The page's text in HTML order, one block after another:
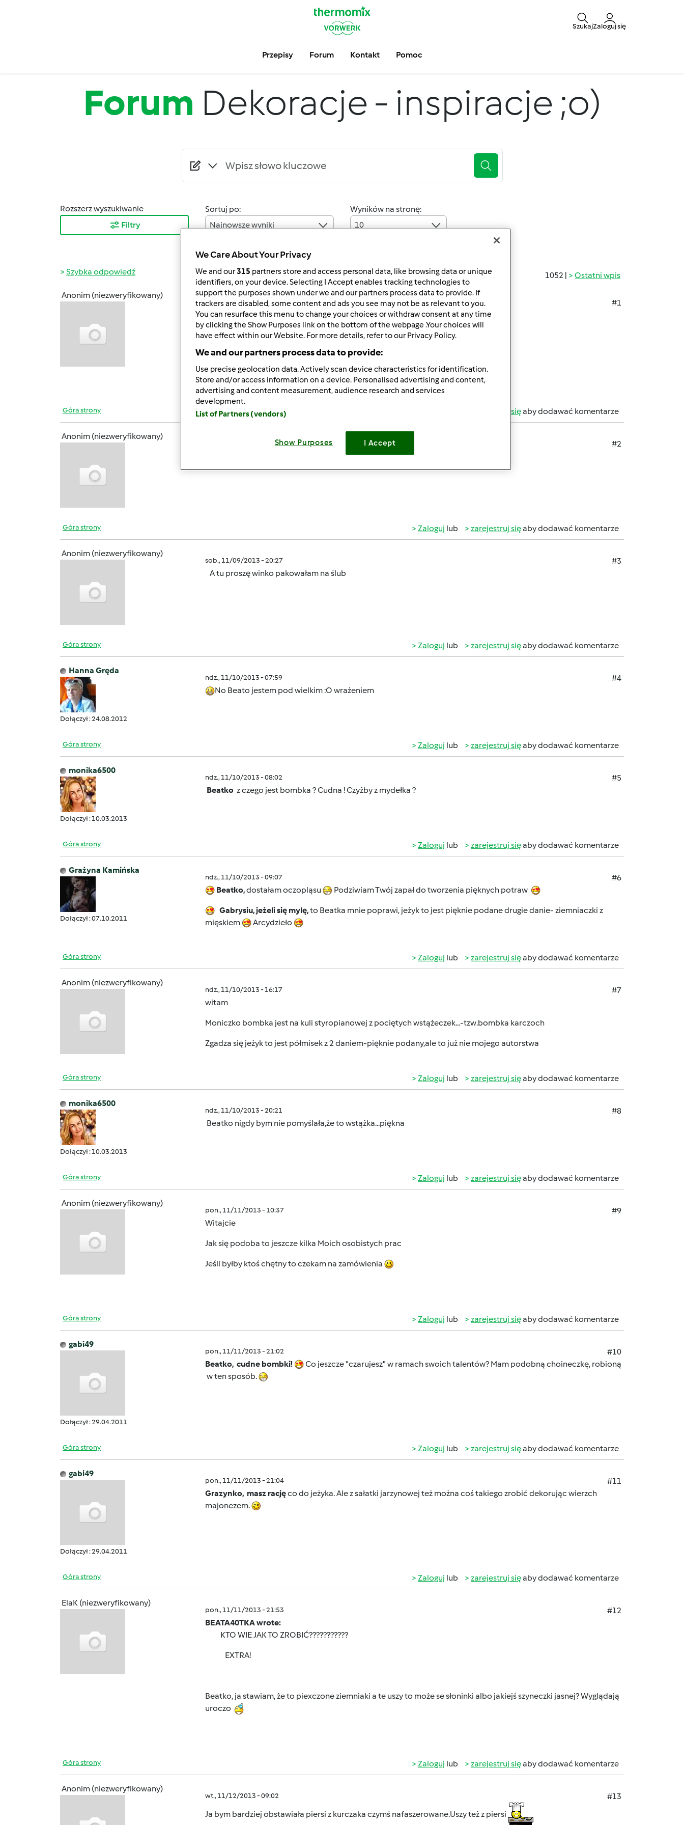
SzukajZaloguj się
Przepisy Forum Kontakt Pomoc
Forum Dekoracje - inspiracje ;o)
Rozszerz wyszukiwanie
Filtry
Sortuj po:
Najnowsze wyniki
Wyników na stronę:
10
1052 | Ostatni wpis
Szybka odpowiedź
Anonim (niezweryfikowany)
sob., 11/09/2013 - 20:24 #1
Moje dzieło-tort boisko
Góra strony zarejestruj sięaby dodawać komentarze
Anonim (niezweryfikowany)
sob., 11/09/2013 - 20:26
#2
Zbliżają się święta ,więc wstawię coś z moich prac
Góra strony Zaloguj lub zarejestruj sięaby dodawać komentarze
Anonim (niezweryfikowany)
sob., 11/09/2013 - 20:27
#3
A tu proszę winko pakowałam na ślub
Góra strony Zaloguj lub zarejestruj sięaby dodawać komentarze
Hanna Gręda
Dołączył : 24.08.2012
ndz., 11/10/2013 - 07:59
#4
No Beato jestem pod wielkim :O wrażeniem
Góra strony Zaloguj lub zarejestruj sięaby dodawać komentarze
monika6500
Dołączył : 10.03.2013
ndz., 11/10/2013 - 08:02
#5
Beatko z czego jest bombka ? Cudna ! Czyżby z mydełka ?
Góra strony Zaloguj lub zarejestruj sięaby dodawać komentarze
Grażyna Kamińska
Dołączył : 07.10.2011
ndz., 11/10/2013 - 09:07
#6
Beatko,dostałam oczopląsu Podziwiam Twój zapał do tworzenia pięknych potraw
Gabrysiu, jeżeli się mylę,to Beatka mnie poprawi, jeżyk to jest pięknie podane drugie danie- ziemniaczki z
mięskiem
Arcydzieło
Góra strony Zaloguj lub zarejestruj sięaby dodawać komentarze
Anonim (niezweryfikowany)
ndz., 11/10/2013 - 16:17
#7
witam
Moniczko bombka jest na kuli styropianowej z pociętych wstążeczek...-tzw.bombka karczoch
Zgadza się jeżyk to jest półmisek z 2 daniem-pięknie podany,ale to już nie mojego autorstwa
Góra strony Zaloguj lub zarejestruj sięaby dodawać komentarze
monika6500
Dołączył : 10.03.2013
ndz., 11/10/2013 - 20:21
#8
Beatko nigdy bym nie pomyślała,że to wstążka...piękna
Góra strony Zaloguj lub zarejestruj sięaby dodawać komentarze
Anonim (niezweryfikowany)
pon., 11/11/2013 - 10:37
#9
Witajcie
Jak się podoba to jeszcze kilka Moich osobistych prac
Jeśli byłby ktoś chętny to czekam na zamówienia
Góra strony Zaloguj lub zarejestruj sięaby dodawać komentarze
gabi49
Dołączył : 29.04.2011
pon., 11/11/2013 - 21:02
#10
Beatko, cudne bombki!
Co jeszcze "czarujesz" w ramach swoich talentów? Mam podobną choineczkę, robioną
w ten sposób.
Góra strony Zaloguj lub zarejestruj sięaby dodawać komentarze
gabi49
Dołączył : 29.04.2011
pon., 11/11/2013 - 21:04
#11
Grazynko, masz racjęco do jeżyka. Ale z sałatki jarzynowej też można coś takiego zrobić dekorując wierzch
majonezem.
Góra strony Zaloguj lub zarejestruj sięaby dodawać komentarze
ElaK (niezweryfikowany)
pon., 11/11/2013 - 21:53
#12
BEATA40TKA wrote:
KTO WIE JAK TO ZROBIĆ???????????
EXTRA!
Beatko, ja stawiam, że to piexczone ziemniaki a te uszy to może se słoninki albo jakiejś szyneczki jasnej? Wyglądają
uroczo
Góra strony Zaloguj lub zarejestruj sięaby dodawać komentarze
Anonim (niezweryfikowany)
wt., 11/12/2013 - 09:02
#13
Ja bym bardziej obstawiała piersi z kurczaka czymś nafaszerowane.Uszy też z piersi
We Care About Your Privacy
We and our315 partners store and access personal data, like browsing data or unique
identifiers, on your device. Selecting I Accept enables tracking technologies to
support the purposes shown under we and our partners process data to provide. If
trackers are disabled, some content and ads you see may not be as relevant to you.
You can resurface this menu to change your choices or withdraw consent at any time
by clicking the Show Purposes link on the bottom of the webpage .Your choices will
have effect within our Website. For more details, refer to our Privacy Policy.
We and our partners process data to provide:
Use precise geolocation data. Actively scan device characteristics for identification.
Store and/or access information on a device. Personalised advertising and content,
advertising and content measurement, audience research and services
development.
List of Partners (vendors)
Show Purposes I Accept